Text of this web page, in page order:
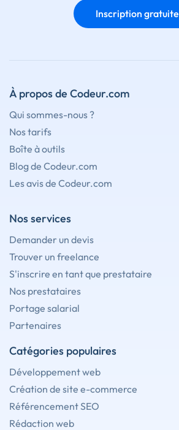
Inscription gratuite
À propos de Codeur.com
Qui sommes-nous ?
Nos tarifs
Boîte à outils
Blog de Codeur.com
Les avis de Codeur.com
Nos services
Demander un devis
Trouver un freelance
S'inscrire en tant que prestataire
Nos prestataires
Portage salarial
Partenaires
Catégories populaires
Développement web
Création de site e-commerce
Référencement SEO
Rédaction web